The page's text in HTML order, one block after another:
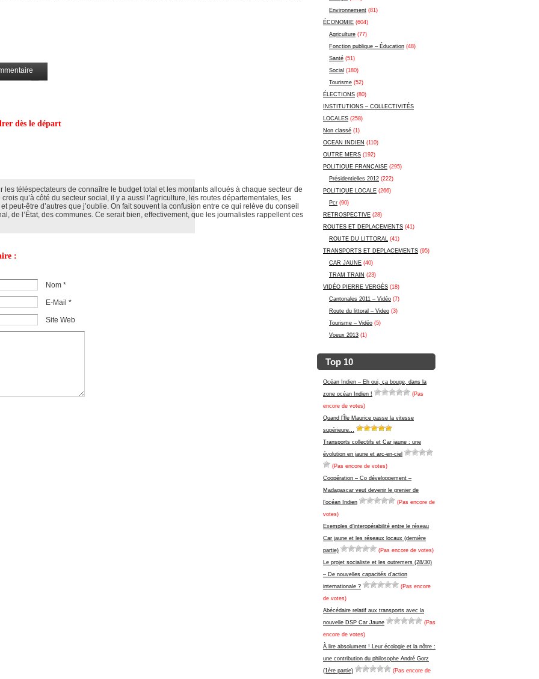
Environnement (81)
ÉCONOMIE (604)
Agriculture (77)
Fonction publique – Éducation (48)
Santé (51)
Social (180)
Tourisme (52)
ÉLECTIONS (80)
INSTITUTIONS – COLLECTIVITÉS
LOCALES (258)
Non classé (1)
OCEAN INDIEN (110)
OUTRE MERS (192)
POLITIQUE FRANÇAISE (295)
Présidentielles 2012 (222)
POLITIQUE LOCALE (266)
Pcr (90)
RETROSPECTIVE (28)
ROUTES ET DEPLACEMENTS (41)
ROUTE DU LITTORAL (41)
TRANSPORTS ET DEPLACEMENTS (95)
CAR JAUNE (40)
TRAM TRAIN (23)
VIDÉO PIERRE VERGÈS (18)
Cantonales 2011 – Vidéo (7)
Route du littoral – Video (3)
Tourisme – Vidéo (5)
Voeux 2013 (1)
Top 10
Océan Indien – Eh oui, ça bouge, dans la
zone océan Indien !
(Pas
encore de votes)
Quand l’Île Maurice passe la vitesse
supérieure…
Transports collectifs et Car jaune : une
évolution en jaune et arc-en-ciel
(Pas encore de votes)
Coopération – Co développement –
Madagascar veut devenir le grenier de
l’océan Indien
(Pas encore de
votes)
Exemples d’interopérabilité entre le réseau
Car jaune et les réseaux locaux (dernière
partie)
(Pas encore de votes)
Le projet socialiste et les outremers (28/30)
– De nouvelles capacités d’action
internationale ?
(Pas encore
de votes)
Abécédaire relatif aux transports avec la
nouvelle DSP Car Jaune
(Pas
encore de votes)
À lire absolument ! Leur écologie et la nôtre :
une contribution du philosophe André Gorz
(1ère partie)
(Pas encore de
dès le départ
les téléspectateurs de connaître le budget total et les montants alloués à chaque secteur de
qu’à côté du secteur social, il y a aussi l’agriculture, les routes départementales, les
peut-être d’autres que j’oublie. On fait souvent la confusion entre ce qui relève du conseil
de l’État, des communes. Ce serait bien, effectivement, que les journalistes rappellent ces
:
Nom *
E-Mail *
Site Web